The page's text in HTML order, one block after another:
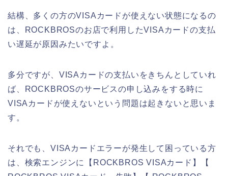
結構、多くの方のVISAカードが使えない状態になるの
は、ROCKBROSのお店で利用したVISAカードの支払
い遅延が原因みたいですよ。
多分ですが、VISAカードの支払いをきちんとしていれ
ば、ROCKBROSのサービスの申し込みをする時に
VISAカードが使えないという問題は起きないと思いま
す。
それでも、VISAカードエラーが発生して困っている方
は、検索エンジンに【ROCKBROS VISAカード】【